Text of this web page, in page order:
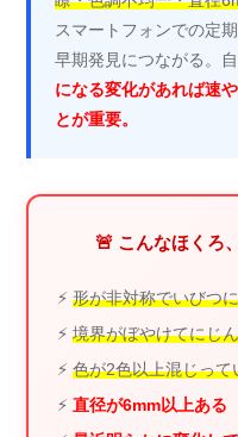
スマートフォンでの定
早期発見につながる。
になる変化があれば速
とが重要。
🚨 こんなほくろ
⚡ 形が非対称でいびつ
⚡ 境界がぼやけてにじ
⚡ 色が2色以上混じって
⚡ 直径が6mm以上ある